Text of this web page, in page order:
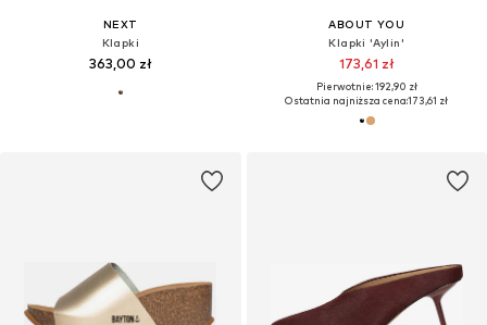
NEXT
Klapki
363,00 zł
ABOUT YOU
Klapki 'Aylin'
173,61 zł
Pierwotnie: 192,90 zł
Ostatnia najniższa cena:173,61 zł